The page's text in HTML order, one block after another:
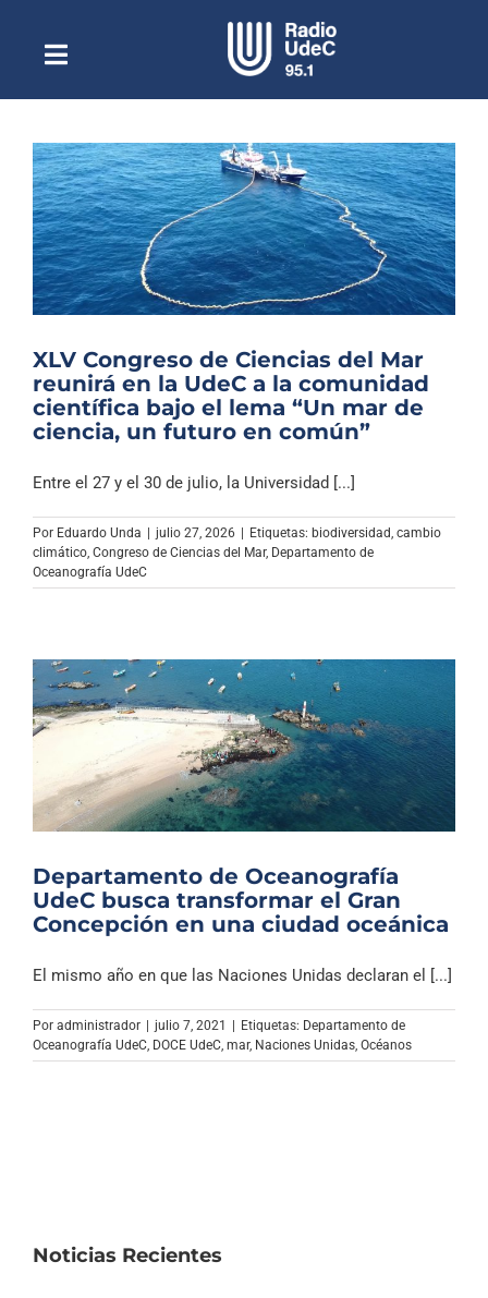
contenidoToggle
NavigationEscuchar Radio UdeC en vivo
Quiénes Somos
Programación
Podcast
Noticias
Columnas
Música Clásica
XLV Congreso de Ciencias del Mar
reunirá en la UdeC a la comunidad
científica bajo el lema “Un mar de
ciencia, un futuro en común”
Entre el 27 y el 30 de julio, la Universidad [...]
Por Eduardo Unda | julio 27, 2026 | Etiquetas: biodiversidad cambio
climático Congreso de Ciencias del Mar, Departamento de
Oceanografía UdeC
Departamento de Oceanografía
UdeC busca transformar el Gran
Concepción en una ciudad oceánica
El mismo año en que las Naciones Unidas declaran el [...]
Por administrador | julio 7, 2021 | Etiquetas: Departamento de
Oceanografía UdeC DOCE UdeC mar, Naciones Unidas Océanos
Noticias Recientes